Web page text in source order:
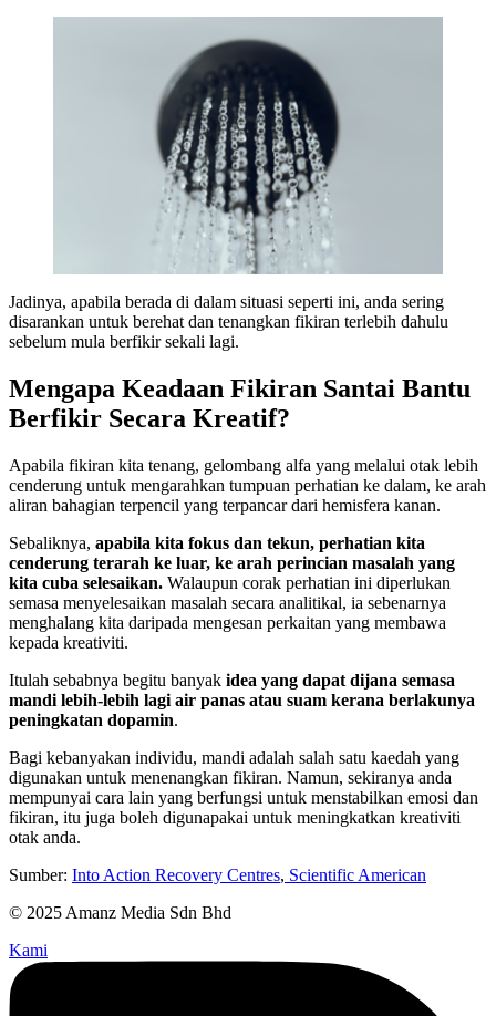
Jadinya, apabila berada di dalam situasi seperti ini, anda sering
disarankan untuk berehat dan tenangkan fikiran terlebih dahulu
sebelum mula berfikir sekali lagi.
Mengapa Keadaan Fikiran Santai Bantu
Berfikir Secara Kreatif?
Apabila fikiran kita tenang, gelombang alfa yang melalui otak lebih
cenderung untuk mengarahkan tumpuan perhatian ke dalam, ke arah
aliran bahagian terpencil yang terpancar dari hemisfera kanan.
Sebaliknya, apabila kita fokus dan tekun, perhatian kita
cenderung terarah ke luar, ke arah perincian masalah yang
kita cuba selesaikan. Walaupun corak perhatian ini diperlukan
semasa menyelesaikan masalah secara analitikal, ia sebenarnya
menghalang kita daripada mengesan perkaitan yang membawa
kepada kreativiti.
Itulah sebabnya begitu banyak idea yang dapat dijana semasa
mandi lebih-lebih lagi air panas atau suam kerana berlakunya
peningkatan dopamin.
Bagi kebanyakan individu, mandi adalah salah satu kaedah yang
digunakan untuk menenangkan fikiran. Namun, sekiranya anda
mempunyai cara lain yang berfungsi untuk menstabilkan emosi dan
fikiran, itu juga boleh digunapakai untuk meningkatkan kreativiti
otak anda.
Sumber: Into Action Recovery Centres, Scientific American
© 2025 Amanz Media Sdn Bhd
Kami